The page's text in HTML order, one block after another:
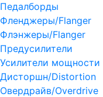
Педалборды
Фленджеры/Flanger
Флэнжеры/Flanger
Предусилители
Усилители мощности
Дисторшн/Distortion
Овердрайв/Overdrive